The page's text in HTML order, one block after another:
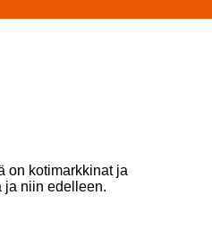
on kotimarkkinat ja
ja niin edelleen.